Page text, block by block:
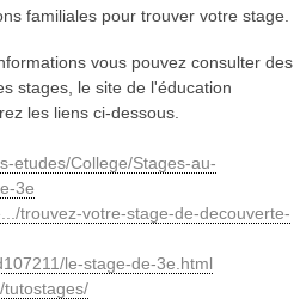
familiales pour trouver votre stage.
vous pouvez consulter des
stages, le site de l'éducation
les liens ci-dessous.
etudes/College/Stages-au-
3e
trouvez-votre-stage-de-decouverte-
le-stage-de-3e.html
tutostages/